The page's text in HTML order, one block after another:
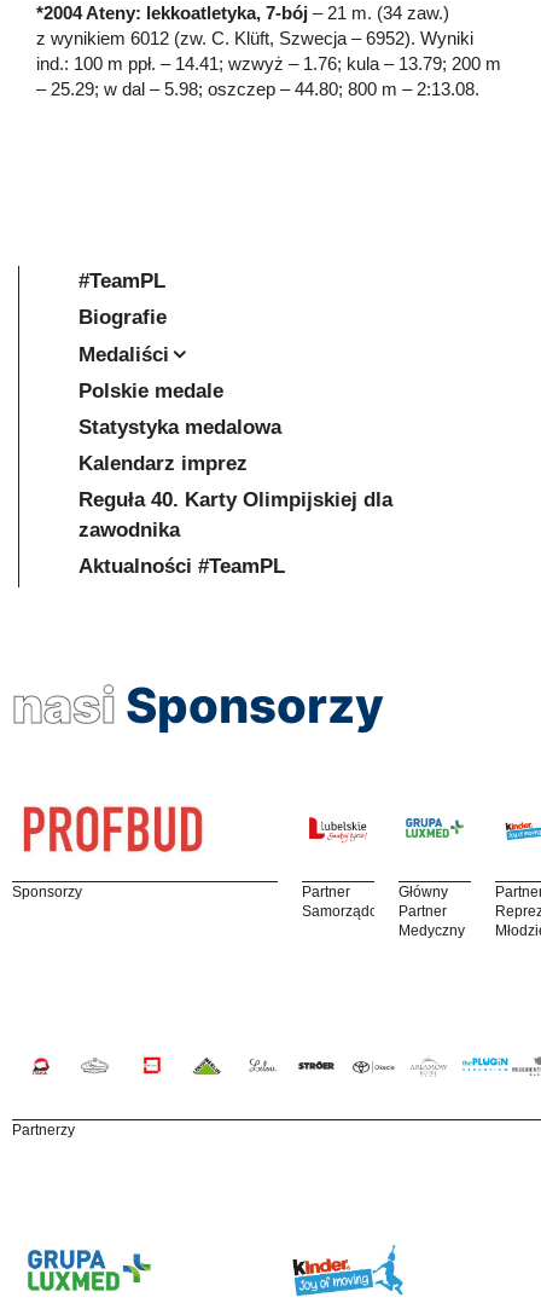
*2004 Ateny: lekkoatletyka, 7-bój – 21 m. (34 zaw.)
z wynikiem 6012 (zw. C. Klüft, Szwecja – 6952). Wyniki
ind.: 100 m ppł. – 14.41; wzwyż – 1.76; kula – 13.79; 200 m
– 25.29; w dal – 5.98; oszczep – 44.80; 800 m – 2:13.08.
#TeamPL
Biografie
Medaliści
Polskie medale
Statystyka medalowa
Kalendarz imprez
Reguła 40. Karty Olimpijskiej dla
zawodnika
Aktualności #TeamPL
nasi Sponsorzy
Sponsorzy
Partner
Samorządowy
Główny
Partner
Medyczny
Partnerzy